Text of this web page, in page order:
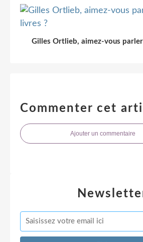
Gilles Ortlieb, aimez-vous
Commenter cet
Ajouter un commentaire